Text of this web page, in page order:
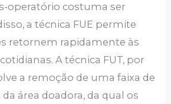
operatório costuma ser
a técnica FUE permite
retornem rapidamente às
A técnica FUT, por
a remoção de uma faixa de
área doadora, da qual os